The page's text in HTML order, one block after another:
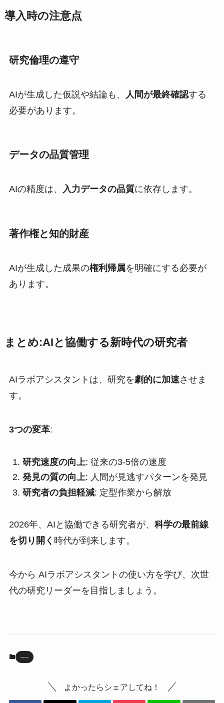
導入時の注意点
研究倫理の遵守
AIが生成した仮説や結論も、 人間が最終確認する
必要があります。
データの品質管理
AIの精度は、 入力データの品質に依存します。
著作権と知的財産
AIが生成した成果の権利帰属を明確にする必要が
あります。
まとめ:AIと協働する新時代の研究者
AIラボアシスタントは、研究を劇的に加速させま
す。
3つの変革:
研究速度の向上: 従来の3-5倍の速度
発見の質の向上: 人間が見逃すパターンを発見
研究者の負担軽減: 定型作業から解放
2026年、AIと協働できる研究者が、 科学の最前線
を切り開く 時代が到来します。
今から AIラボアシスタントの使い方を学び、次世
代の研究リーダーを目指しましょう。
----
よかったらシェアしてね！